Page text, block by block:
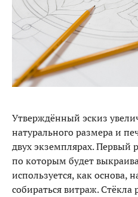
Утверждённый эскиз
натурального размера и
двух экземплярах. Первый
по которым будет
используется, как основа,
собираться витраж. Стёкла